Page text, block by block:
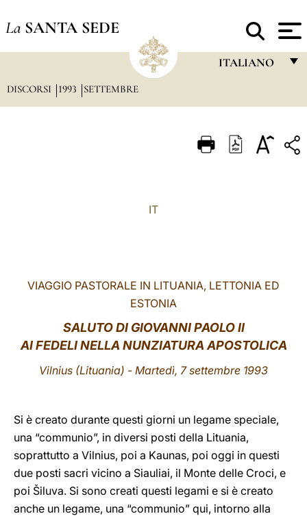
La SANTA SEDE
ITALIANO
ITALIANO
LATINE
DISCORSI 1993 SETTEMBRE
IT
VIAGGIO PASTORALE IN LITUANIA, LETTONIA ED
ESTONIA
SALUTODI GIOVANNI PAOLO II
AI FEDELI NELLA NUNZIATURA APOSTOLICA
Vilnius (Lituania) - Martedì, 7 settembre 1993
Si è creato durante questi giorni un legame speciale,
una “communio”, in diversi posti della Lituania,
soprattutto a Vilnius, poi a Kaunas, poi oggi in questi
due posti sacri vicino a Siauliai, il Monte delle Croci, e
poi Šiluva. Si sono creati questi legami e si è creato
anche un legame, una “communio” qui, intorno alla